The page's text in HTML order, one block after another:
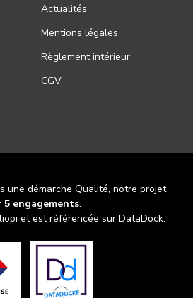
Actualités
Mentions légales
Règlement intérieur
CGV
une démarche Qualité, notre projet
5 engagements.
et est référencée sur DataDock.